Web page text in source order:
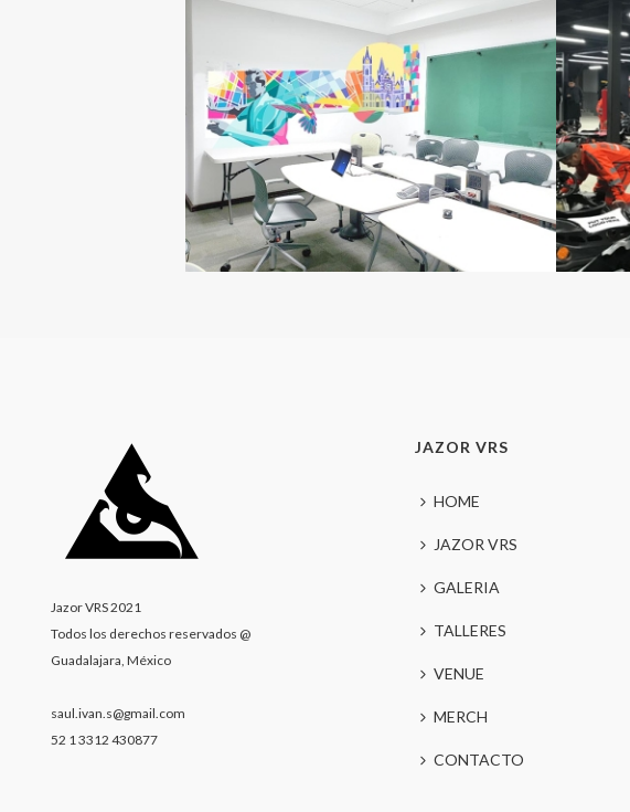
Jazor VRS 2021
Todos los derechos reservados @
Guadalajara, México
saul.ivan.s@gmail.com
52 1 3312 430877
JAZOR VRS
HOME
JAZOR VRS
GALERIA
TALLERES
VENUE
MERCH
CONTACTO